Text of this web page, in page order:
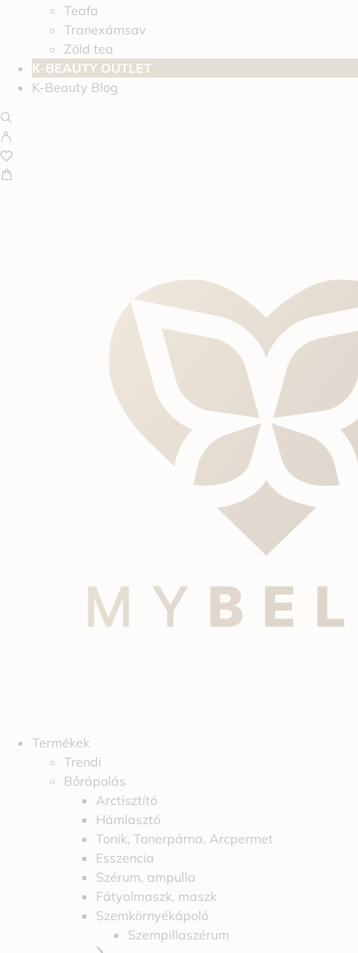
Teafa
Tranexámsav
Zöld tea
K-BEAUTY OUTLET
K-Beauty Blog
Termékek
Trendi
Bőrápolás
Arctisztító
Hámlasztó
Tonik, Tonerpárna, Arcpermet
Esszencia
Szérum, ampulla
Fátyolmaszk, maszk
Szemkörnyékápoló
Szempillaszérum